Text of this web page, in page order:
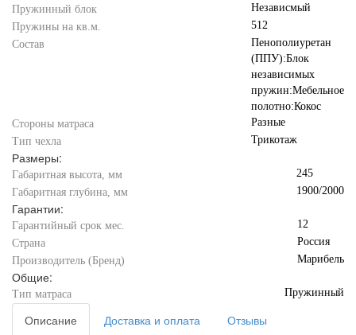
Пружинный блок
Независмый
Пружины на кв.м.
512
Состав
Пенополиуретан
(ППУ):Блок
независимых
пружин:Мебельное
полотно:Кокос
Стороны матраса
Разные
Тип чехла
Трикотаж
Размеры:
Габаритная высота, мм
245
Габаритная глубина, мм
1900/2000
Гарантии:
Гарантийный срок мес.
12
Страна
Россия
Производитель (Бренд)
Марибель
Общие:
Тип матраса Пружинный
Описание Доставка и оплата
Отзывы